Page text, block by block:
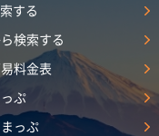
する
検索する
料金表
ぷ
っぷ